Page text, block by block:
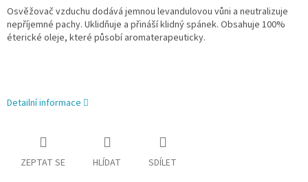
Osvěžovač vzduchu dodává jemnou levandulovou vůni a neutralizuje
nepříjemné pachy. Uklidňuje a přináší klidný spánek. Obsahuje 100%
éterické oleje, které působí aromaterapeuticky.
Detailní informace
ZEPTAT SE HLÍDAT SDÍLET